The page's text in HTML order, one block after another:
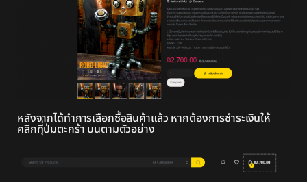
หลังจากได้ทำการเลือกซื้อสินค้าแล้ว หากต้องการชำระเงินให้
คลิกทีุ่ป่มตะกร้า บนตามตัวอย่าง